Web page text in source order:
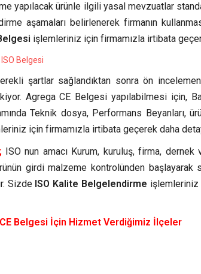
yapılacak ürünle ilgili yasal mevzuatlar
aşamaları belirlenerek firmanın
işlemleriniz için firmamızla irtibata
Belgesi
şartlar sağlandıktan sonra ön
Agrega CE Belgesi yapılabilmesi için,
Teknik dosya, Performans Beyanları,
için firmamızla irtibata geçerek daha
ISO nun amacı Kurum, kuruluş, firma,
girdi malzeme kontrolünden
Sizde ISO Kalite Belgelendirme işlemleriniz
Belgesi İçin Hizmet Verdiğimiz İlçeler